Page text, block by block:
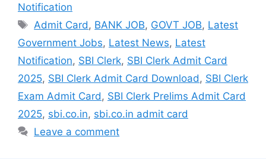
Notification
Tags
Admit Card , BANK JOB, GOVT JOB, Latest
Government Jobs, Latest News, Latest
Notification, SBI Clerk, SBI Clerk Admit Card
2025, SBI Clerk Admit Card Download , SBI Clerk
Exam Admit Card , SBI Clerk Prelims Admit Card
2025, sbi.co.in, sbi.co.in admit card
Leave a comment